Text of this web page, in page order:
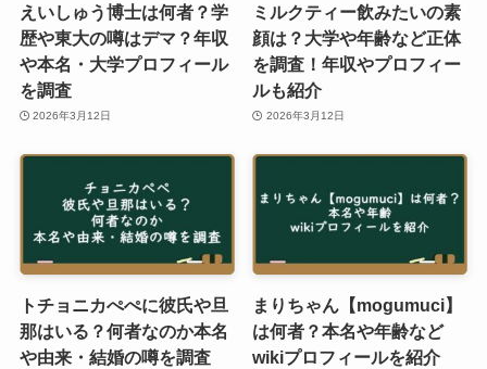
えいしゅう博士は何者？学
歴や東大の噂はデマ？年収
や本名・大学プロフィール
を調査
2026年3月12日
ミルクティー飲みたいの素
顔は？大学や年齢など正体
を調査！年収やプロフィー
ルも紹介
2026年3月12日
トチョニカぺぺに彼氏や旦
那はいる？何者なのか本名
や由来・結婚の噂を調査
まりちゃん【mogumuci】
は何者？本名や年齢など
wikiプロフィールを紹介